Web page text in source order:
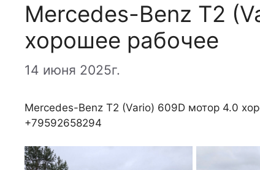
Mercedes-Benz T2
хорошее рабочее
14 июня 2025г.
Mercedes-Benz T2 (Vario) 609D мотор 4.0
+79592658294